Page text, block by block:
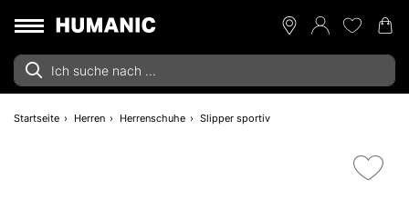
Startseite Herren Herrenschuhe Slipper sportiv